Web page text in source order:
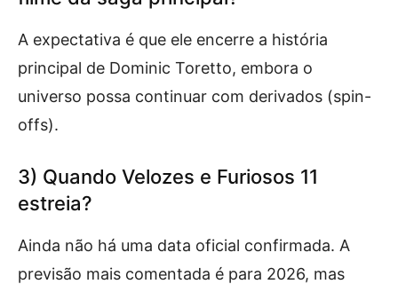
A expectativa é que ele encerre a história
principal de Dominic Toretto, embora o
universo possa continuar com derivados (spin-
offs).
3) Quando Velozes e Furiosos 11
estreia?
Ainda não há uma data oficial confirmada. A
previsão mais comentada é para 2026, mas